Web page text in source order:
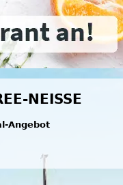
NEISSE
Angebot